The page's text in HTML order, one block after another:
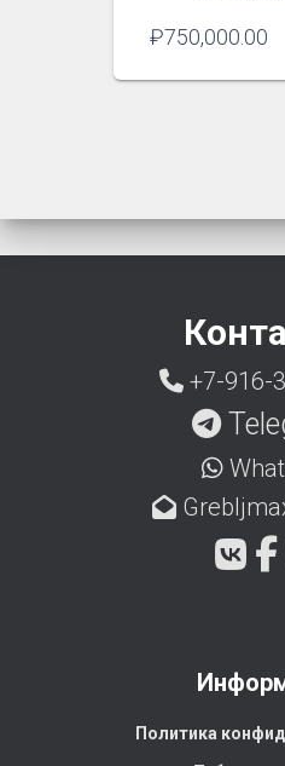
₽750,000.00
+7-916-
Политика